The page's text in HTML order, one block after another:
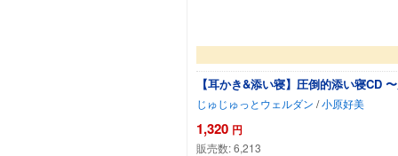
【耳かき&添い寝】圧倒的添い寝CD
じゅじゅっとウェルダン /小原好美
1,320 円
販売数:6,213